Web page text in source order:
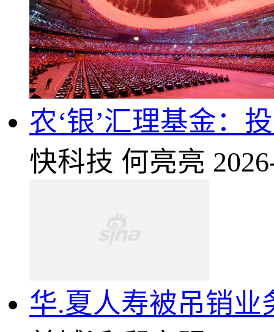
农‘银’汇理基金：
快科技 何亮亮
华.夏人寿被吊销